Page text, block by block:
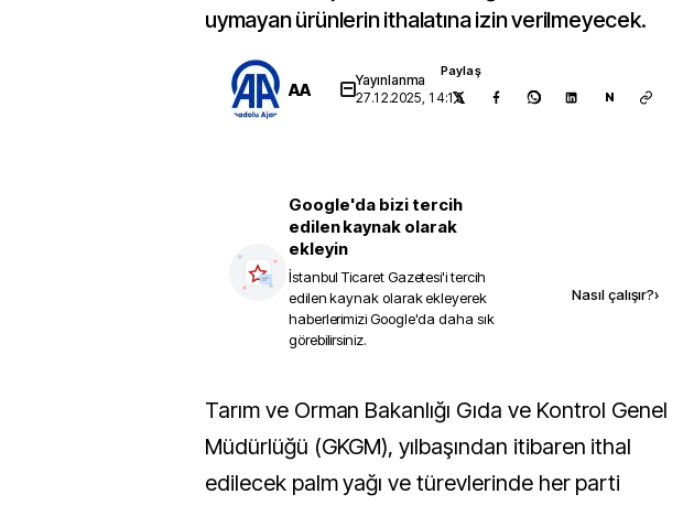
uymayan ürünlerin ithalatına izin verilmeyecek.
AA
Yayınlanma
27.12.2025, 14:15
Paylaş
N
Google'da bizi tercih
edilen kaynak olarak
ekleyin
İstanbul Ticaret Gazetesi'i tercih
edilen kaynak olarak ekleyerek
haberlerimizi Google'da daha sık
görebilirsiniz.
Nasıl çalışır?›
Tarım ve Orman Bakanlığı Gıda ve Kontrol Genel
Müdürlüğü (GKGM), yılbaşından itibaren ithal
edilecek palm yağı ve türevlerinde her parti